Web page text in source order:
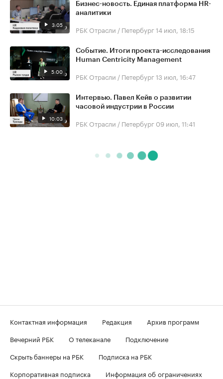
3:05
Бизнес-новость. Единая платформа HR-
аналитики
РБК Отрасли / Петербург14 июл, 18:15
5:00
Событие. Итоги проекта-исследования
Human Centricity Management
РБК Отрасли / Петербург13 июл, 16:47
10:03
Интервью. Павел Кейв о развитии
часовой индустрии в России
РБК Отрасли / Петербург 09 июл, 11:41
Контактная информация Редакция
Архив программ
Вечерний РБК
О телеканале
Подключение
Скрыть баннеры на РБК
Подписка на РБК
Корпоративная подписка
Информация об ограничениях